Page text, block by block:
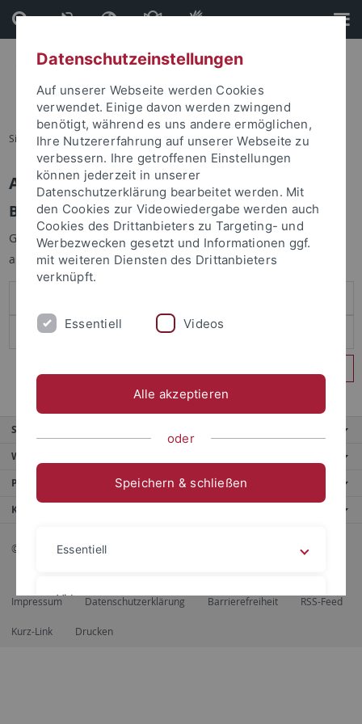
Direkt
zum
Inhalt
Direkt
zur
Fußleiste
Sie sind hier: Startseite
Anmelden
Benutzeranmeldung
Geben Sie Ihren Benutzernamen und Ihr Passwort an um sich
anzumelden:
Service
Weitere Angebote
Portale
Kontaktinfo
© 2026 Eberhard Karls Universität Tübingen, Tübingen
Impressum Datenschutzerklärung Barrierefreiheit RSS-Feed
Kurz-Link Drucken
Datenschutzeinstellungen
Auf unserer Webseite werden Cookies
verwendet. Einige davon werden zwingend
benötigt, während es uns andere ermöglichen,
Ihre Nutzererfahrung auf unserer Webseite zu
verbessern. Ihre getroffenen Einstellungen
können jederzeit in unserer
Datenschutzerklärung bearbeitet werden. Mit
den Cookies zur Videowiedergabe werden auch
Cookies des Drittanbieters zu Targeting- und
Werbezwecken gesetzt und Informationen ggf.
mit weiteren Diensten des Drittanbieters
verknüpft.
Essentiell Videos
Alle akzeptieren
oder
Speichern & schließen
Essentiell
Videos